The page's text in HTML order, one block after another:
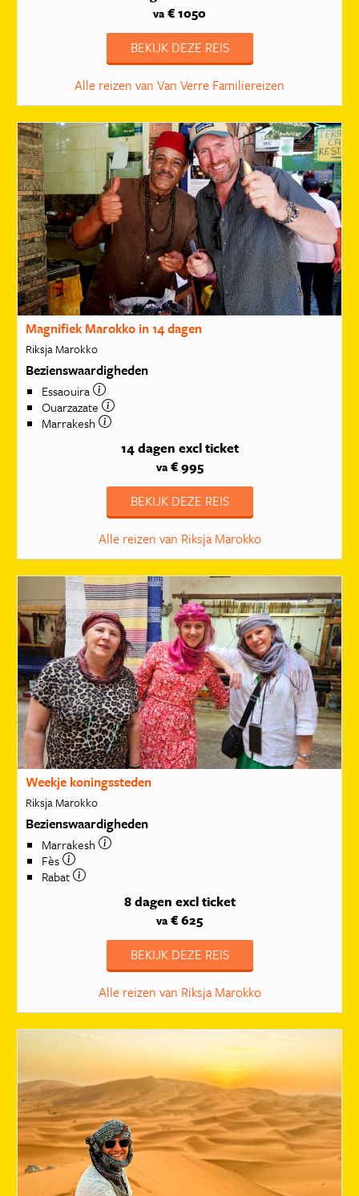
va € 1050
BEKIJK DEZE REIS
Alle reizen van Van Verre Familiereizen
Magnifiek Marokko in 14 dagen
Riksja Marokko
Bezienswaardigheden
Essaouira
Ouarzazate
Marrakesh
14 dagen excl ticket
va€ 995
BEKIJK DEZE REIS
Alle reizen van Riksja Marokko
Weekje koningssteden
Riksja Marokko
Bezienswaardigheden
Marrakesh
Fès
Rabat
8 dagen excl ticket
va € 625
BEKIJK DEZE REIS
Alle reizen van Riksja Marokko